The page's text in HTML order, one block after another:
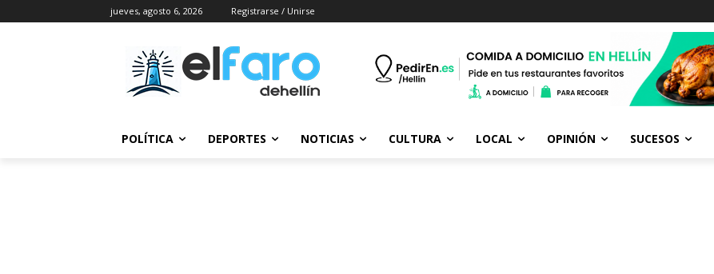
jueves, agosto 6, 2026 Registrarse / Unirse
POLÍTICA DEPORTES NOTICIAS CULTURA LOCAL OPINIÓN SUCESOS